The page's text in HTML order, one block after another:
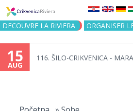
Jump to
DECOUVRE LA RIVIERA ORGANISER
15
AUG
116. ŠILO-CRIKVENICA -